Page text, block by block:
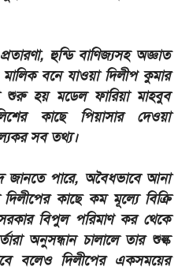
হুন্ডি বাণিজ্যসহ অজ্ঞাত
মালিক বনে যাওয়া দিলীপ কুমার
শুরু হয় মডেল ফারিয়া মাহবুব
কাছে পিয়াসার দেওয়া
সব তথ্য।
জানতে পারে, অবৈধভাবে আনা
কাছে কম মূল্যে বিক্রি
বিপুল পরিমাণ কর থেকে
অনুসন্ধান চালালে তার শুল্ক
বলেও দিলীপের একসময়ের